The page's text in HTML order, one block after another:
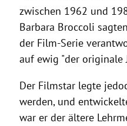
zwischen 1962 und
Barbara Broccoli
der Film-Serie
auf ewig "der originale
Der Filmstar legte
werden, und
war er der ältere